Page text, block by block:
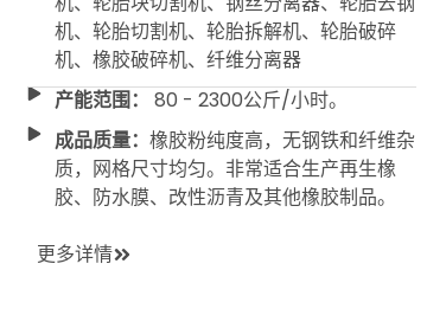
机、轮胎切割机、轮胎拆解机、轮胎破碎
机、橡胶破碎机、纤维分离器
产能范围：
80 - 2300公斤/小时。
成品质量： 橡胶粉纯度高，无钢铁和纤维杂
质，网格尺寸均匀。非常适合生产再生橡
胶、防水膜、改性沥青及其他橡胶制品。
更多详情